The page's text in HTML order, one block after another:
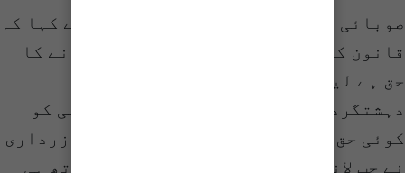
صوبائی وزیر بلدیات سندھ سعید غنی نے کہا کہ
قانون کے مطابق کسی کو بھی احتجاج کرنے کا
حق ہے لیکن احتجاج کی آڑ میں انتشار،
دہشتگردی اور لاقانونیت پھیلانے کا کسی کو
کوئی حق نہیں ہے۔ چیئرمین بلاول بھٹو زرداری
نے جب لانگ مارچ کا اعلان کیا تھا تو ساتھ ہی